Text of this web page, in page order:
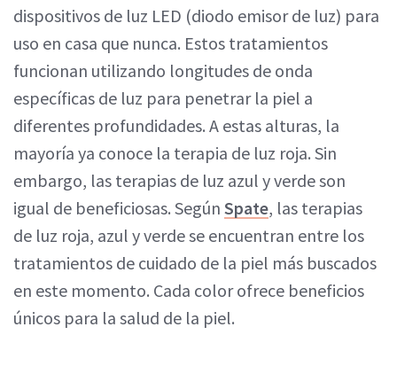
dispositivos de luz LED (diodo emisor de luz) para
uso en casa que nunca. Estos tratamientos
funcionan utilizando longitudes de onda
específicas de luz para penetrar la piel a
diferentes profundidades. A estas alturas, la
mayoría ya conoce la terapia de luz roja. Sin
embargo, las terapias de luz azul y verde son
igual de beneficiosas. Según Spate, las terapias
de luz roja, azul y verde se encuentran entre los
tratamientos de cuidado de la piel más buscados
en este momento. Cada color ofrece beneficios
únicos para la salud de la piel.